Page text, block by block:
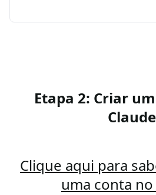
Etapa 2: Criar
Claude
Clique aqui para
uma conta no